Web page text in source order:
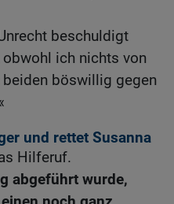
beschuldigt
ich nichts von
böswillig gegen
und rettet Susanna
Hilferuf.
abgeführt wurde,